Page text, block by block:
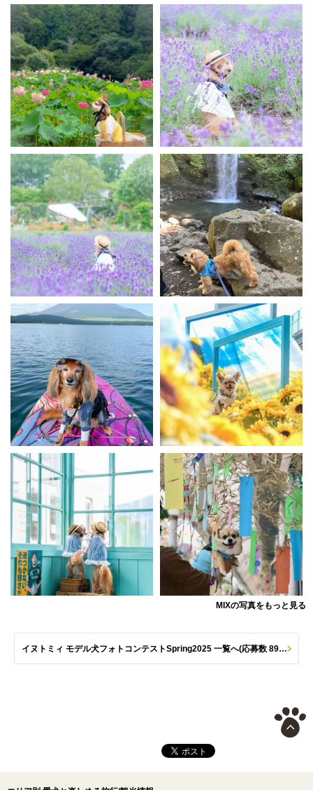
MIXの写真をもっと見る
イヌトミィ モデル犬フォトコンテストSpring2025 一覧へ(応募数 890枚)